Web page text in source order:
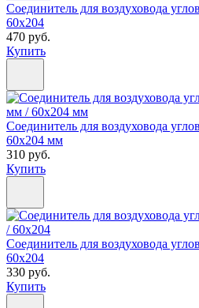
Соединитель для воздуховода
60х204
470 руб.
Купить
Соединитель для воздуховода
60х204 мм
310 руб.
Купить
Соединитель для воздуховода
60х204
330 руб.
Купить